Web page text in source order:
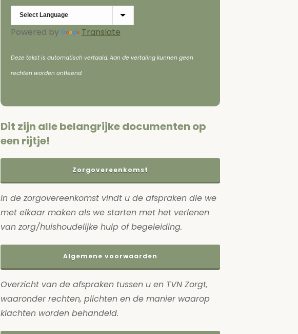
Powered by Translate
Deze tekst is automatisch vertaald. Aan de vertaling kunnen geen
rechten worden ontleend.
Dit zijn alle belangrijke documenten op
een rijtje!
Zorgovereenkomst
In de zorgovereenkomst vindt u de afspraken die we
met elkaar maken als we starten met het verlenen
van zorg/huishoudelijke hulp of begeleiding.
Algemene voorwaarden
Overzicht van de afspraken tussen u en TVN Zorgt,
waaronder rechten, plichten en de manier waarop
klachten worden behandeld.